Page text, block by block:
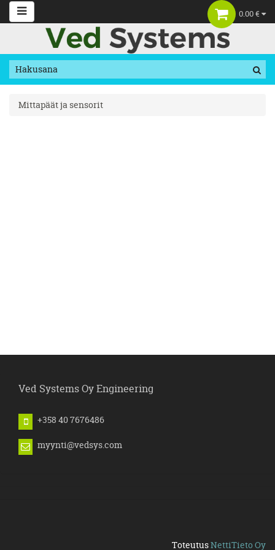
0.00 €
Mittapäät ja sensorit
Ved Systems Oy Engineering
+358 40 7676486
myynti@vedsys.com
ToteutusNettiTieto Oy